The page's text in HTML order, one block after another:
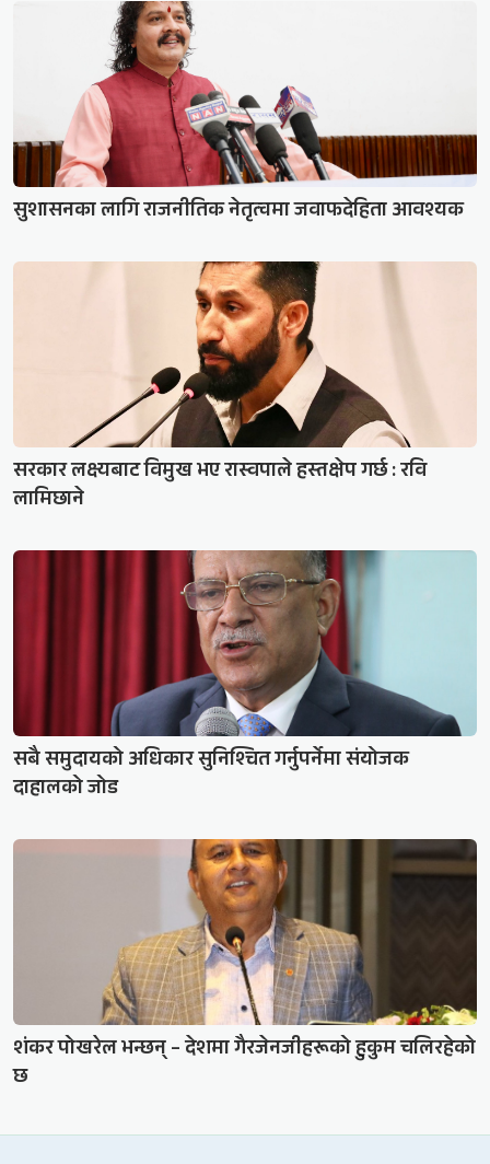
सुशासनका लागि राजनीतिक नेतृत्वमा जवाफदेहिता आवश्यक
सरकार लक्ष्यबाट विमुख भए रास्वपाले हस्तक्षेप गर्छ : रवि
लामिछाने
सबै समुदायको अधिकार सुनिश्चित गर्नुपर्नेमा संयोजक
दाहालको जोड
शंकर पोखरेल भन्छन् – देशमा गैरजेनजीहरूको हुकुम चलिरहेको
छ